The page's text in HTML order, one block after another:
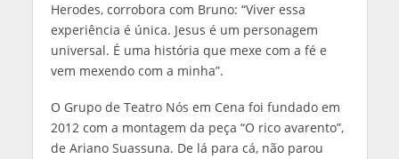
Herodes, corrobora com Bruno: “Viver essa
experiência é única. Jesus é um personagem
universal. É uma história que mexe com a fé e
vem mexendo com a minha”.
O Grupo de Teatro Nós em Cena foi fundado em
2012 com a montagem da peça “O rico avarento”,
de Ariano Suassuna. De lá para cá, não parou